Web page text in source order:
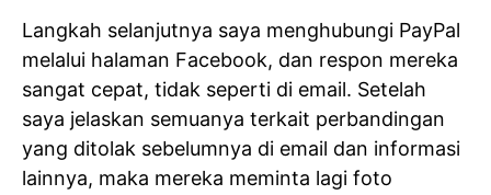
Langkah selanjutnya saya menghubungi PayPal
melalui halaman Facebook, dan respon mereka
sangat cepat, tidak seperti di email. Setelah
saya jelaskan semuanya terkait perbandingan
yang ditolak sebelumnya di email dan informasi
lainnya, maka mereka meminta lagi foto